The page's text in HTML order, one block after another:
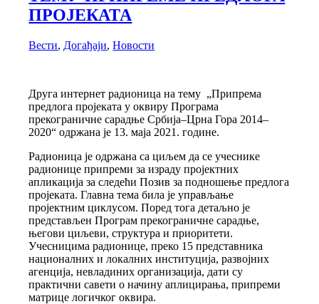
ПРОЈЕКАТА
Вести, Догађаји,Новости
Друга интернет радионица на тему „Припрема
предлога пројеката у оквиру Програма
прекограничне сарадње Србија–Црна Гора 2014–
2020“ одржана је 13. маја 2021. године.
Радионица је одржана са циљем да се учеснике
радионице припреми за израду пројектних
апликација за следећи Позив за подношење предлога
пројеката. Главна тема била је управљање
пројектним циклусом. Поред тога детаљно је
представљен Програм прекограничне сарадње,
његови циљеви, структура и приоритети.
Учесницима радионице, преко 15 представника
националних и локалних институција, развојних
агенција, невладиних организација, дати су
практични савети о начину аплицирања, припреми
матрице логичког оквира.